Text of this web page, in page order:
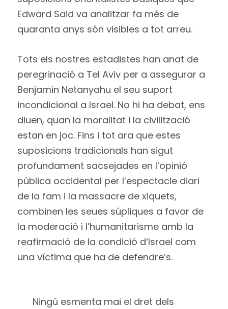
Edward Said va analitzar fa més de
quaranta anys són visibles a tot arreu.
Tots els nostres estadistes han anat de
peregrinació a Tel Aviv per a assegurar a
Benjamin Netanyahu el seu suport
incondicional a Israel. No hi ha debat, ens
diuen, quan la moralitat i la civilització
estan en joc. Fins i tot ara que estes
suposicions tradicionals han sigut
profundament sacsejades en l’opinió
pública occidental per l’espectacle diari
de la fam i la massacre de xiquets,
combinen les seues súpliques a favor de
la moderació i l’humanitarisme amb la
reafirmació de la condició d’Israel com
una víctima que ha de defendre’s.
Ningú esmenta mai el dret dels